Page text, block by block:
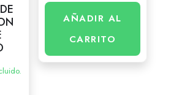
AÑADIR AL
CARRITO